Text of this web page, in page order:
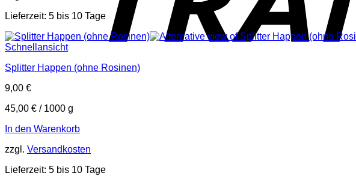
Lieferzeit: 5 bis 10 Tage
Schnellansicht
Splitter Happen (ohne Rosinen)
9,00 €
45,00 € / 1000 g
In den Warenkorb
zzgl. Versandkosten
Lieferzeit: 5 bis 10 Tage